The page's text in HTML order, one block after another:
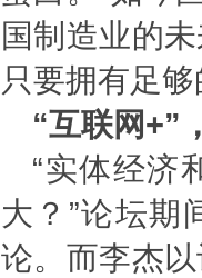
国制造业的
只要拥有足
“互联网+”
“实体经济
大？ ”论坛期
论。而李杰